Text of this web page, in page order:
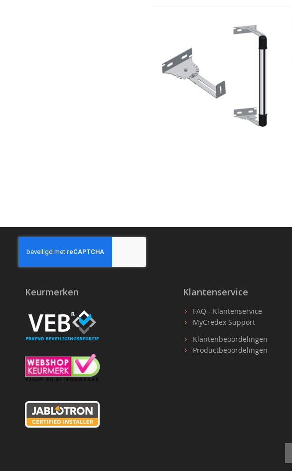
Keurmerken Klantenservice
FAQ - Klantenservice
MyCredex Support
Klantenbeoordelingen
Productbeoordelingen